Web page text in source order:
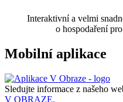
Interaktivní a velmi
o hospodaření
Mobilní aplikace
Sledujte informace z našeho
V OBRAZE.